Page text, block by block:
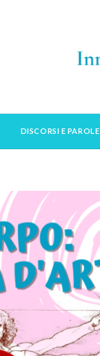
DISCORSI E PAROLE